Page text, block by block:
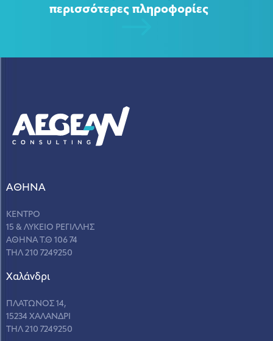
περισσότερες πληροφορίες
ΑΘΗΝΑ
ΚΕΝΤΡΟ
15 & ΛΥΚΕΙΟ ΡΕΓΙΛΛΗΣ
ΑΘΗΝΑ Τ.Θ 106 74
ΤΗΛ 210 7249250
Χαλάνδρι
ΠΛΑΤΩΝΟΣ 14,
15234 ΧΑΛΑΝΔΡΙ
ΤΗΛ 210 7249250